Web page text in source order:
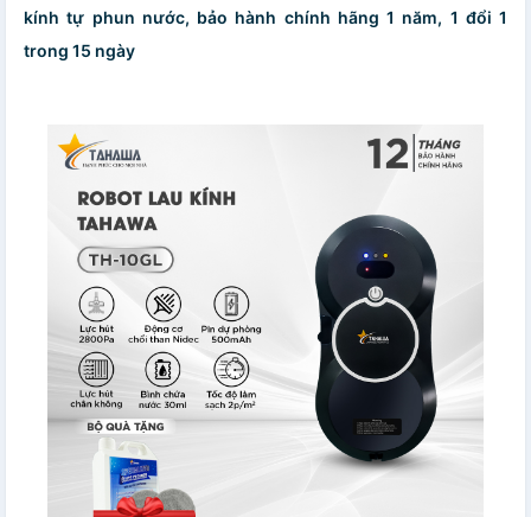
kính tự phun nước, bảo hành chính hãng 1 năm, 1 đổi 1
trong 15 ngày